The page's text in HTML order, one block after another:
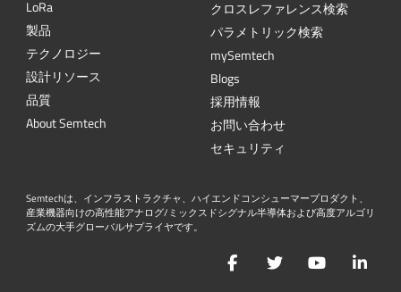
LoRa
製品
テクノロジー
設計リソース
品質
About Semtech
クロスレファレンス検索
パラメトリック検索
mySemtech
Blogs
採用情報
お問い合わせ
セキュリティ
Semtechは、インフラストラクチャ、ハイエンドコンシューマープロダクト、
産業機器向けの高性能アナログ/ミックスドシグナル半導体および高度アルゴリ
ズムの大手グローバルサプライヤです。
FacebookTwitterYouTube